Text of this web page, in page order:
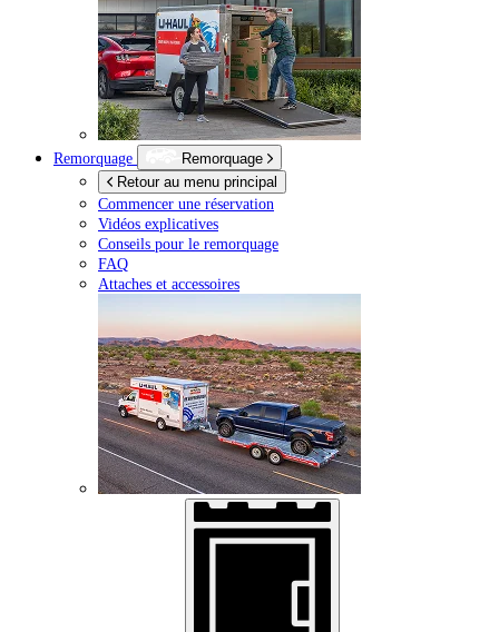
Remorquage
Remorquage
Retour au menu principal
Commencer une réservation
Vidéos explicatives
Conseils pour le remorquage
FAQ
Attaches et accessoires